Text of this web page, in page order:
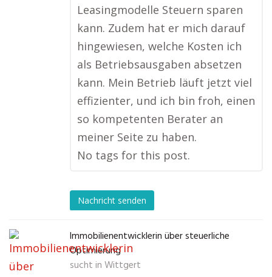
Leasingmodelle Steuern sparen
kann. Zudem hat er mich darauf
hingewiesen, welche Kosten ich
als Betriebsausgaben absetzen
kann. Mein Betrieb läuft jetzt viel
effizienter, und ich bin froh, einen
so kompetenten Berater an
meiner Seite zu haben.
No tags for this post.
Nachricht senden
Immobilienentwicklerin über steuerliche
Optimierung
sucht in Wittgert